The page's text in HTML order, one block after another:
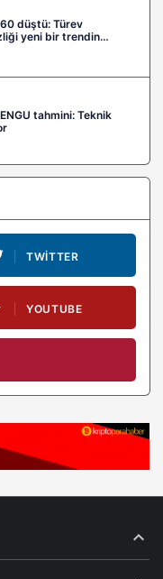
düştü: Türev
yeni bir trendin
tahmini: Teknik
TWITTER
YOUTUBE